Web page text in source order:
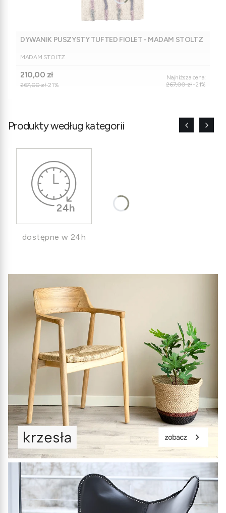
DYWANIK PUSZYSTY TUFTED FIOLET - MADAM STOLTZ
PRODUCENT
MADAM STOLTZ
Cena promocyjna
210,00 zł
267,00 zł-21%
Najniższa cena:
267,00 zł -21%
Produkty według kategorii
dostępne w 24h